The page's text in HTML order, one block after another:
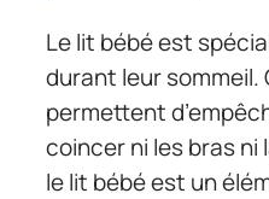
Le lit bébé est
durant leur
permettent
coincer ni les bras ni
le lit bébé est un